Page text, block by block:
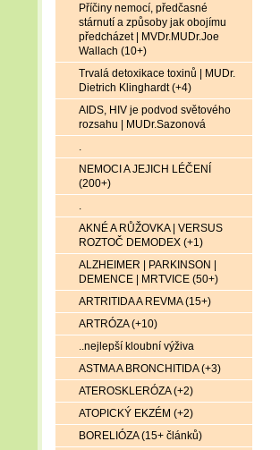
Příčiny nemocí, předčasné
stárnutí a způsoby jak obojímu
předcházet | MVDr.MUDr.Joe
Wallach (10+)
Trvalá detoxikace toxinů | MUDr.
Dietrich Klinghardt (+4)
AIDS, HIV je podvod světového
rozsahu | MUDr.Sazonová
.
NEMOCI A JEJICH LÉČENÍ
(200+)
.
AKNÉ A RŮŽOVKA | VERSUS
ROZTOČ DEMODEX (+1)
ALZHEIMER | PARKINSON |
DEMENCE | MRTVICE (50+)
ARTRITIDA A REVMA (15+)
ARTRÓZA (+10)
..nejlepší kloubní výživa
ASTMA A BRONCHITIDA (+3)
ATEROSKLERÓZA (+2)
ATOPICKÝ EKZÉM (+2)
BORELIÓZA (15+ článků)